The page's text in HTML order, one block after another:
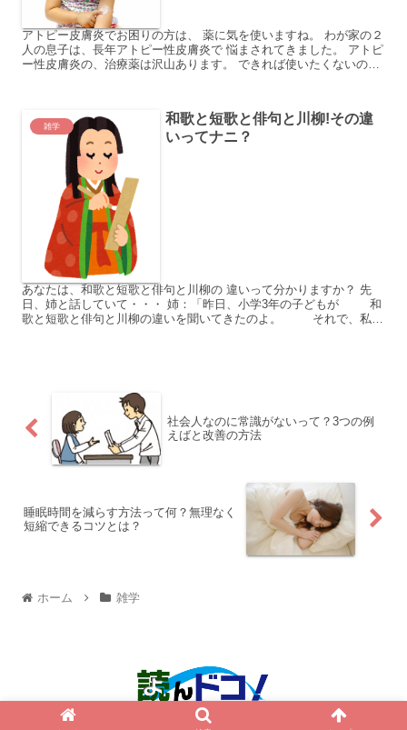
アトピー皮膚炎でお困りの方は、 薬に気を使いますね。 わが家の２
人の息子は、長年アトピー性皮膚炎で 悩まされてきました。 アトピ
ー性皮膚炎の、治療薬は沢山あります。 できれば使いたくないの
雑学
和歌と短歌と俳句と川柳!その違
いってナニ？
あなたは、和歌と短歌と俳句と川柳の 違いって分かりますか？ 先
日、姉と話していて・・・ 姉：「昨日、小学3年の子どもが 和
歌と短歌と俳句と川柳の違いを聞いてきたのよ。 それで、私答
社会人なのに常識がないって？3つの例
えばと改善の方法
睡眠時間を減らす方法って何？無理なく
短縮できるコツとは？
ホーム 雑学
© 2015 読んドコ！.